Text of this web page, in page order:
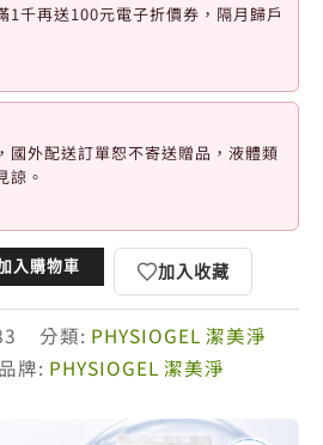
1千再送100元電子折價券，隔月歸戶
國外配送訂單恕不寄送贈品，液體類
諒。
入購物車 加入收藏
分類: PHYSIOGEL 潔美淨
品牌: PHYSIOGEL 潔美淨